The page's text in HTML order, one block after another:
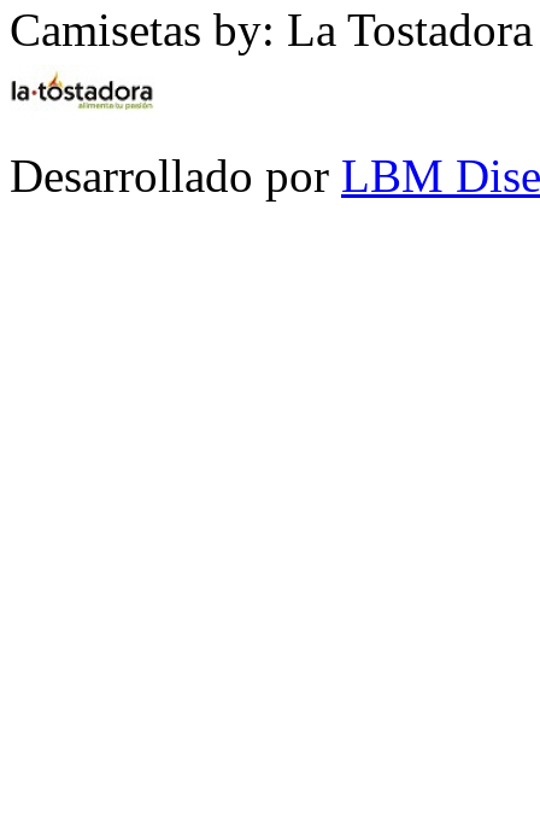
Camisetas by: La Tostadora
Desarrollado por LBM